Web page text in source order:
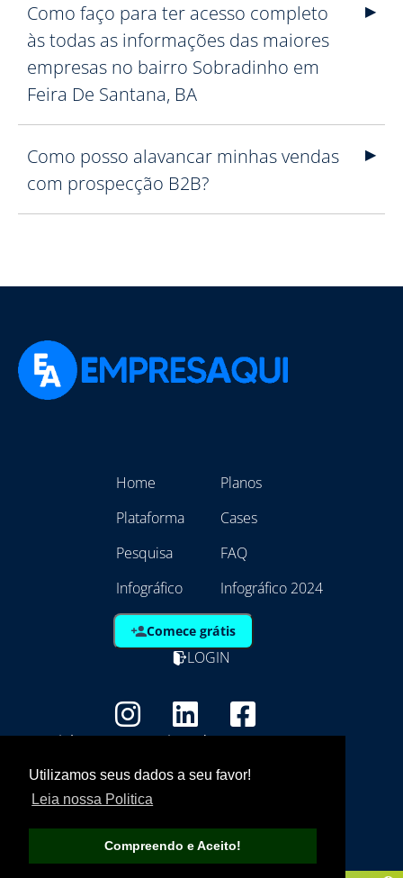
Utilizamos seus dados a seu favor!
Leia nossa Politica
Compreendo e Aceito!
Como faço para ter acesso completo
às todas as informações das maiores
empresas no bairro Sobradinho em
Feira De Santana, BA
Como posso alavancar minhas vendas
com prospecção B2B?
Home
Plataforma
Pesquisa
Infográfico
Planos
Cases
FAQ
Infográfico 2024
Comece grátis
LOGIN
Copyright - Marca Registrada
21.792.257/0001/01